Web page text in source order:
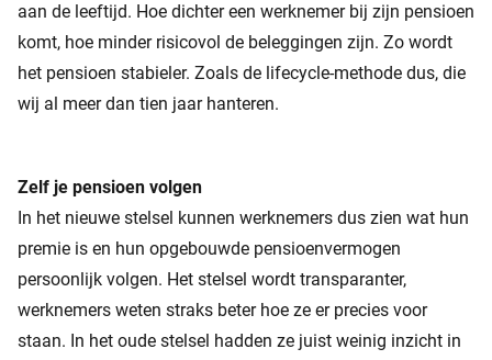
aan de leeftijd. Hoe dichter een werknemer bij zijn pensioen
komt, hoe minder risicovol de beleggingen zijn. Zo wordt
het pensioen stabieler. Zoals de lifecycle-methode dus, die
wij al meer dan tien jaar hanteren.
Zelf je pensioen volgen
In het nieuwe stelsel kunnen werknemers dus zien wat hun
premie is en hun opgebouwde pensioenvermogen
persoonlijk volgen. Het stelsel wordt transparanter,
werknemers weten straks beter hoe ze er precies voor
staan. In het oude stelsel hadden ze juist weinig inzicht in